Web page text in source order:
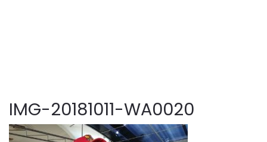
IMG-20181011-WA0020